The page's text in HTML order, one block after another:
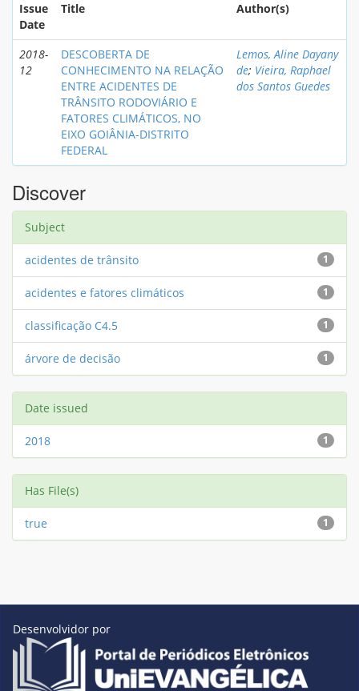
Issue
Date
Title Author(s)
2018-
12
DESCOBERTA DE
CONHECIMENTO NA RELAÇÃO
ENTRE ACIDENTES DE
TRÂNSITO RODOVIÁRIO E
FATORES CLIMÁTICOS, NO
EIXO GOIÂNIA-DISTRITO
FEDERAL
Lemos, Aline Dayany
de; Vieira, Raphael
dos Santos Guedes
Discover
Subject
1
acidentes de trânsito
1
acidentes e fatores climáticos
1
classificação C4.5
1
árvore de decisão
Date issued
1
2018
Has File(s)
1
true
Desenvolvidor por